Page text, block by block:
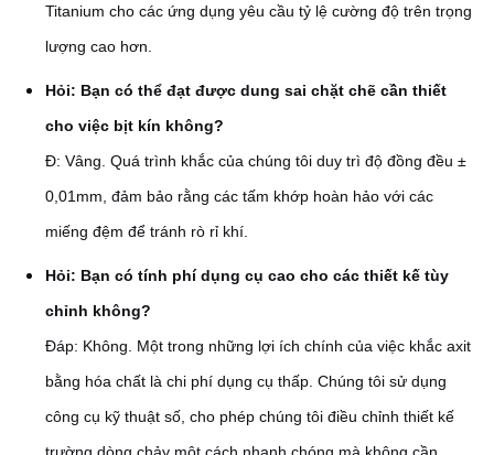
Titanium cho các ứng dụng yêu cầu tỷ lệ cường độ trên trọng
lượng cao hơn.
Hỏi: Bạn có thể đạt được dung sai chặt chẽ cần thiết
cho việc bịt kín không?
Đ: Vâng. Quá trình khắc của chúng tôi duy trì độ đồng đều ±
0,01mm, đảm bảo rằng các tấm khớp hoàn hảo với các
miếng đệm để tránh rò rỉ khí.
Hỏi: Bạn có tính phí dụng cụ cao cho các thiết kế tùy
chỉnh không?
Đáp: Không. Một trong những lợi ích chính của việc khắc axit
bằng hóa chất là chi phí dụng cụ thấp. Chúng tôi sử dụng
công cụ kỹ thuật số, cho phép chúng tôi điều chỉnh thiết kế
trường dòng chảy một cách nhanh chóng mà không cần